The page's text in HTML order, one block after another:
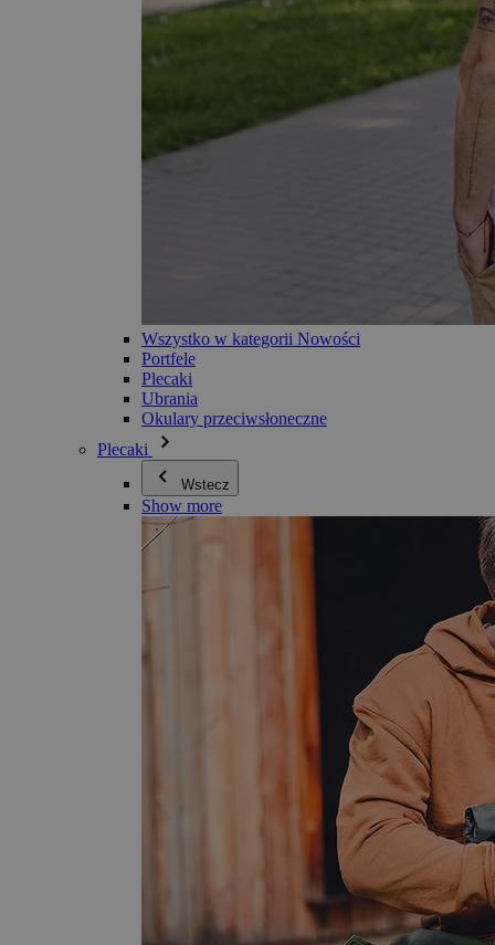
Wszystko w kategorii Nowości
Portfele
Plecaki
Ubrania
Okulary przeciwsłoneczne
Plecaki
Wstecz
Show more